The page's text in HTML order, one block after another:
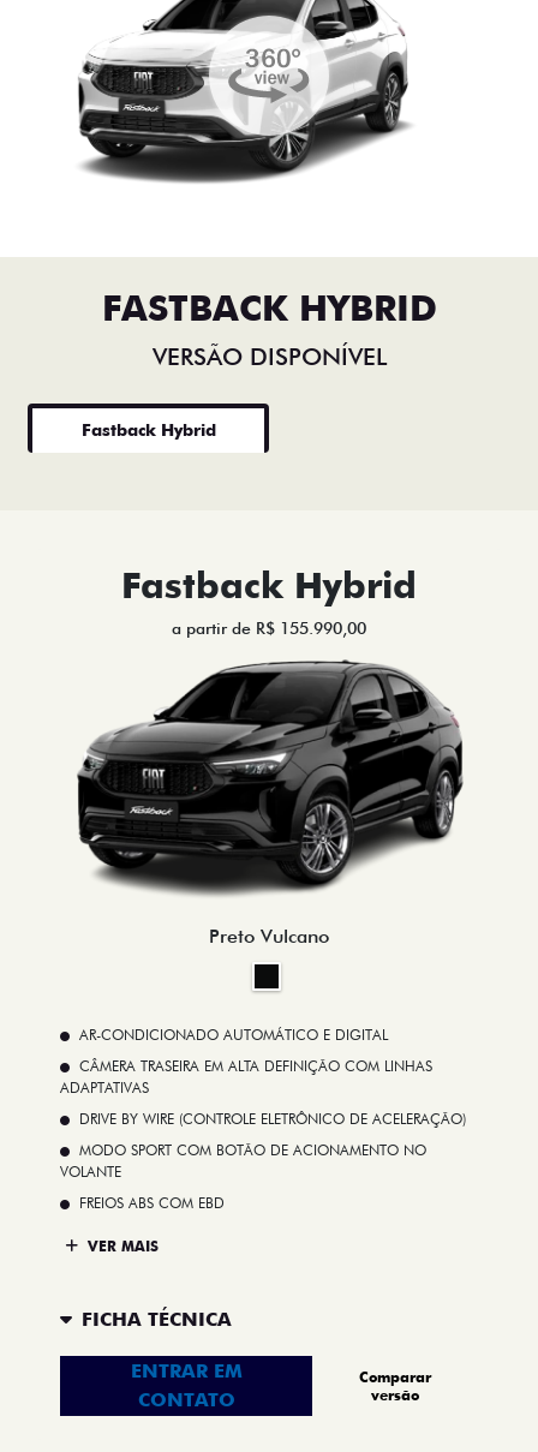
FASTBACK HYBRID
VERSÃO DISPONÍVEL
Fastback Hybrid
Fastback Hybrid
a partir de R$ 155.990,00
Preto Vulcano
AR-CONDICIONADO AUTOMÁTICO E DIGITAL
CÂMERA TRASEIRA EM ALTA DEFINIÇÃO COM LINHAS
ADAPTATIVAS
DRIVE BY WIRE (CONTROLE ELETRÔNICO DE ACELERAÇÃO)
MODO SPORT COM BOTÃO DE ACIONAMENTO NO
VOLANTE
FREIOS ABS COM EBD
VER MAIS
FICHA TÉCNICA
ENTRAR EM
CONTATO
Comparar
versão